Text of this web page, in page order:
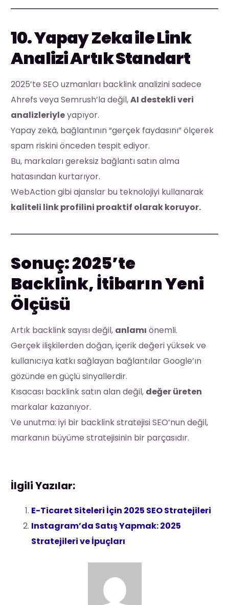
10. Yapay Zeka ile Link
Analizi Artık Standart
2025’te SEO uzmanları backlink analizini sadece
Ahrefs veya Semrush’la değil,AI destekli veri
analizleriyleyapıyor.
Yapay zekâ, bağlantının “gerçek faydasını” ölçerek
spam riskini önceden tespit ediyor.
Bu, markaları gereksiz bağlantı satın alma
hatasından kurtarıyor.
WebAction gibi ajanslar bu teknolojiyi kullanarak
kaliteli link profilini proaktif olarak koruyor.
Sonuç: 2025’te
Backlink, İtibarın Yeni
Ölçüsü
Artık backlink sayısı değil, anlamı önemli.
Gerçek ilişkilerden doğan, içerik değeri yüksek ve
kullanıcıya katkı sağlayan bağlantılar Google’ın
gözünde en güçlü sinyallerdir.
Kısacası backlink satın alan değil, değer üreten
markalar kazanıyor.
Ve unutma: iyi bir backlink stratejisi SEO’nun değil,
markanın büyüme stratejisinin bir parçasıdır.
İlgili Yazılar:
E-Ticaret Siteleri İçin 2025 SEO Stratejileri
Instagram’da Satış Yapmak: 2025
Stratejileri ve İpuçları